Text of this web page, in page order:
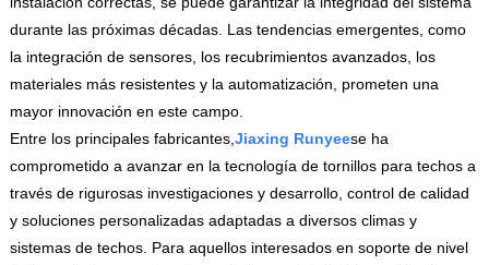
durante las próximas décadas. Las tendencias emergentes, como
la integración de sensores, los recubrimientos avanzados, los
materiales más resistentes y la automatización, prometen una
mayor innovación en este campo.
Entre los principales fabricantes,Jiaxing Runyeese ha
comprometido a avanzar en la tecnología de tornillos para techos a
través de rigurosas investigaciones y desarrollo, control de calidad
y soluciones personalizadas adaptadas a diversos climas y
sistemas de techos. Para aquellos interesados ​​en soporte de nivel